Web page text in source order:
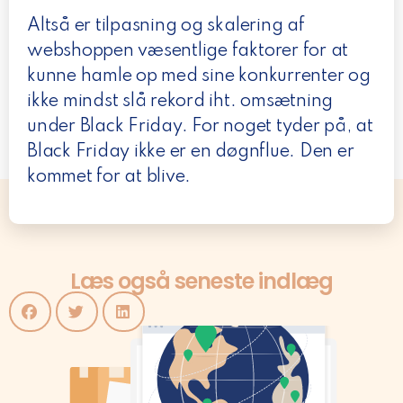
Altså er tilpasning og skalering af
webshoppen væsentlige faktorer for at
kunne hamle op med sine konkurrenter og
ikke mindst slå rekord iht. omsætning
under Black Friday. For noget tyder på, at
Black Friday ikke er en døgnflue. Den er
kommet for at blive.
Læs også seneste indlæg